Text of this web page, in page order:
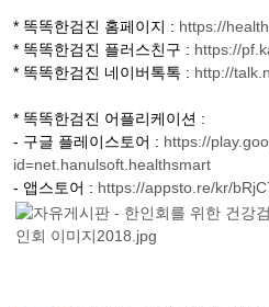
* 똑똑한검진 홈페이지 : https://
* 똑똑한검진 플러스친구 : https://
* 똑똑한검진 네이버톡톡 : http://
* 똑똑한검진 어플리케이션 :
- 구글 플레이스토어 : https://
id=net.hanulsoft.healthsmart
- 앱스토어 : https://appsto.re/kr/